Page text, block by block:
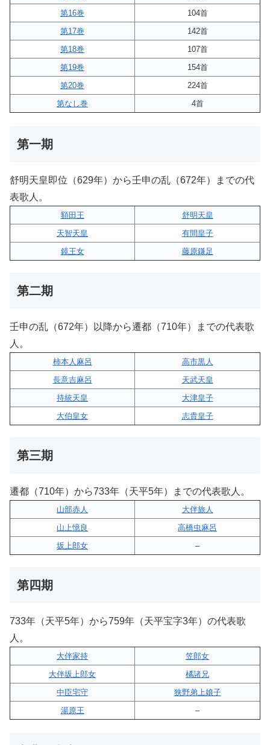
第16巻
104首
第17巻
142首
第18巻
107首
第19巻
154首
第20巻
224首
第なし巻
4首
第一期
舒明天皇即位（629年）から壬申の乱（672年）までの代
表歌人。
額田王
舒明天皇
天智天皇
有間皇子
鏡王女
藤原鎌足
第二期
壬申の乱（672年）以降から遷都（710年）までの代表歌
人。
柿本人麻呂
高市黒人
長意吉麻呂
天武天皇
持統天皇
大津皇子
大伯皇女
志貴皇子
第三期
遷都（710年）から733年（天平5年）までの代表歌人。
山部赤人
大伴旅人
山上憶良
高橋虫麻呂
坂上郎女
–
第四期
733年（天平5年）から759年（天平宝字3年）の代表歌
人。
大伴家持
笠郎女
大伴坂上郎女
橘諸兄
中臣宅守
狭野弟上娘子
湯原王
–